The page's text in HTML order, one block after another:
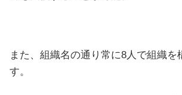
また、組織名の通り常に8人で組織を
す。